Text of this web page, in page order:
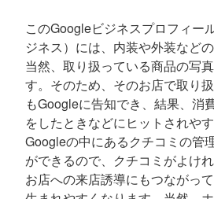
このGoogleビジネスプロフィー
ジネス）には、内装や外装など
当然、取り扱っている商品の写
す。そのため、そのお店で取り
もGoogleに告知でき、結果、消
をしたときなどにヒットされや
Googleの中にあるクチコミの管
ができるので、クチコミがよけれ
お店への来店誘導にもつながっ